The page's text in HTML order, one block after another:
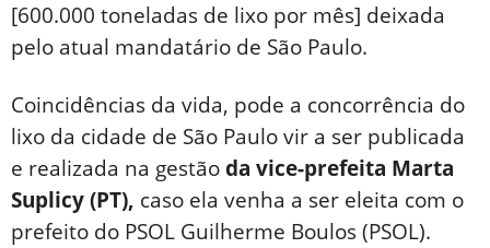
[600.000 toneladas de lixo por mês] deixada
pelo atual mandatário de São Paulo.
Coincidências da vida, pode a concorrência do
lixo da cidade de São Paulo vir a ser publicada
e realizada na gestãoda vice-prefeita Marta
Suplicy (PT), caso ela venha a ser eleita com o
prefeito do PSOL Guilherme Boulos (PSOL).